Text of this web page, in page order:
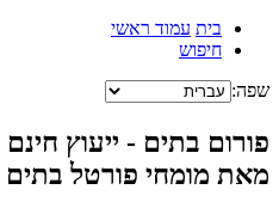
בית עמוד ראשי
חיפוש
שפה:
פורום בתים - ייעוץ חינם
מאת מומחי פורטל